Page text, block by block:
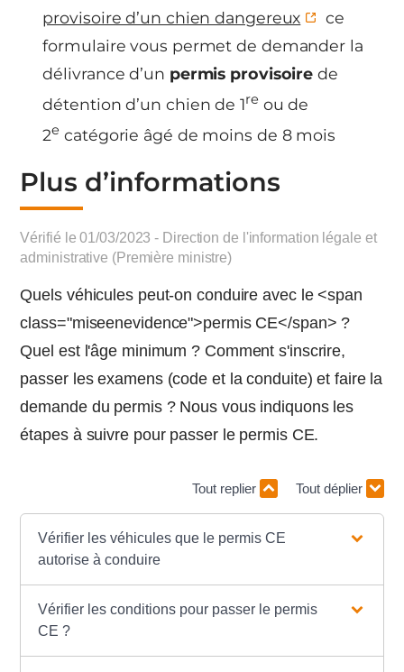
provisoire d’un chien dangereux
ce
formulaire vous permet de demander la
délivrance d’un permis provisoire de
détention d’un chien de 1re ou de
2e catégorie âgé de moins de 8 mois
Plus d’informations
Vérifié le 01/03/2023 - Direction de l'information légale et
administrative (Première ministre)
Quels véhicules peut-on conduire avec le <span
class="miseenevidence">permis CE</span> ?
Quel est l'âge minimum ? Comment s'inscrire,
passer les examens (code et la conduite) et faire la
demande du permis ? Nous vous indiquons les
étapes à suivre pour passer le permis CE.
Tout replier Tout déplier
Vérifier les véhicules que le permis CE
autorise à conduire
Vérifier les conditions pour passer le permis
CE ?